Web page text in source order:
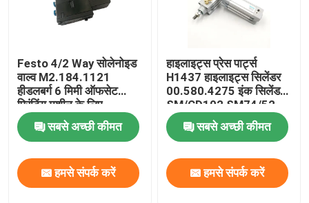
Festo 4/2 Way सोलेनोइड
वाल्व M2.184.1121
हीडलबर्ग 6 मिमी ऑफसेट
प्रिंटिंग मशीन के लिए
सबसे अच्छी कीमत
हमसे संपर्क करें
हाइलाइट्स प्रेस पार्ट्स
H1437 हाइलाइट्स सिलेंडर
00.580.4275 इंक सिलेंडर
SM/CD102 SM74/52
ऑफसेट प्रिंटिंग
सबसे अच्छी कीमत
हमसे संपर्क करें